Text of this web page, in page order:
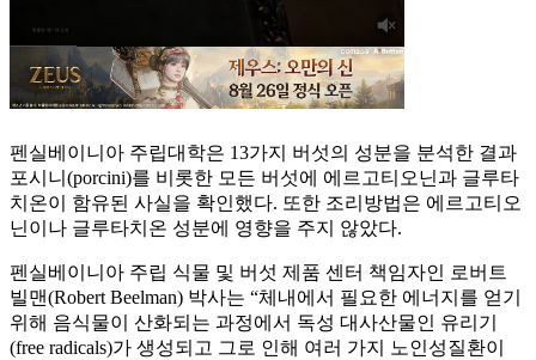
펜실베이니아 주립대학은 13가지 버섯의 성분을 분석한 결과
포시니(porcini)를 비롯한 모든 버섯에 에르고티오닌과 글루타
치온이 함유된 사실을 확인했다. 또한 조리방법은 에르고티오
닌이나 글루타치온 성분에 영향을 주지 않았다.
펜실베이니아 주립 식물 및 버섯 제품 센터 책임자인 로버트
빌맨(Robert Beelman) 박사는 “체내에서 필요한 에너지를 얻기
위해 음식물이 산화되는 과정에서 독성 대사산물인 유리기
(free radicals)가 생성되고 그로 인해 여러 가지 노인성질환이